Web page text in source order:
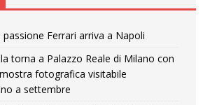
passione Ferrari arriva a Napoli
torna a Palazzo Reale di Milano con
fotografica visitabile
a settembre